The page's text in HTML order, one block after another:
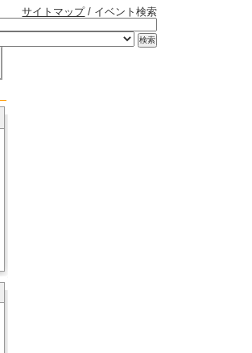
サイトマップ/ イベント検索